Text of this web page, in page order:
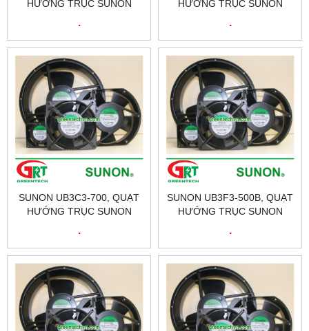
HƯỚNG TRỤC SUNON
TẠI VIỆT NAM
.
HƯỚNG TRỤC SUNON
SUNON TẠI VIỆT NAM
.
SUNON UB3C3-700, QUẠT
HƯỚNG TRỤC SUNON
TẠI VIỆT NAM
.
SUNON UB3F3-500B, QUẠT
HƯỚNG TRỤC SUNON
SUNON TẠI VIỆT NAM
.